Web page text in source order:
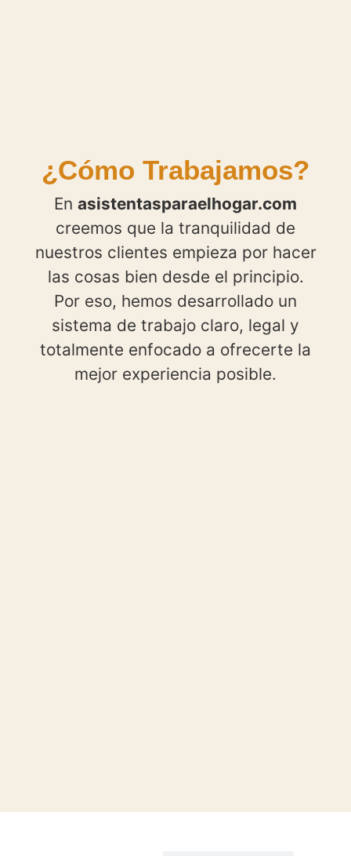
¿Cómo Trabajamos?
En asistentasparaelhogar.com
creemos que la tranquilidad de
nuestros clientes empieza por hacer
las cosas bien desde el principio.
Por eso, hemos desarrollado un
sistema de trabajo claro, legal y
totalmente enfocado a ofrecerte la
mejor experiencia posible.